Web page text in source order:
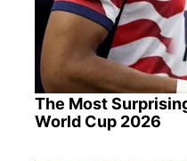
The Most
World Cup 2026